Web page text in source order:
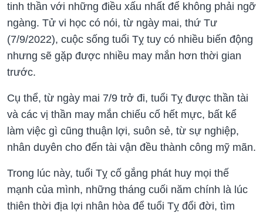
tinh thần với những điều xấu nhất để không phải ngỡ
ngàng. Tử vi học có nói, từ ngày mai, thứ Tư
(7/9/2022), cuộc sống tuổi Tỵ tuy có nhiều biến động
nhưng sẽ gặp được nhiều may mắn hơn thời gian
trước.
Cụ thể, từ ngày mai 7/9 trở đi, tuổi Tỵ được thần tài
và các vị thần may mắn chiếu cố hết mực, bất kể
làm việc gì cũng thuận lợi, suôn sẻ, từ sự nghiệp,
nhân duyên cho đến tài vận đều thành công mỹ mãn.
Trong lúc này, tuổi Tỵ cố gắng phát huy mọi thế
mạnh của mình, những tháng cuối năm chính là lúc
thiên thời địa lợi nhân hòa để tuổi Tỵ đổi đời, tìm